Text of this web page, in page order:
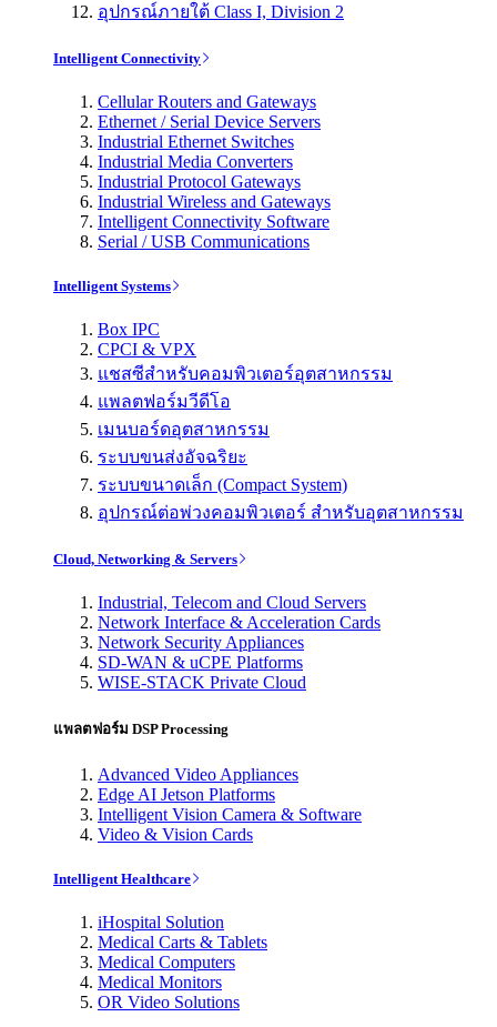
อุปกรณ์ภายใต้ Class I, Division 2
Intelligent Connectivity
Cellular Routers and Gateways
Ethernet / Serial Device Servers
Industrial Ethernet Switches
Industrial Media Converters
Industrial Protocol Gateways
Industrial Wireless and Gateways
Intelligent Connectivity Software
Serial / USB Communications
Intelligent Systems
Box IPC
CPCI & VPX
แชสซีสำหรับคอมพิวเตอร์อุตสาหกรรม
แพลตฟอร์มวีดีโอ
เมนบอร์ดอุตสาหกรรม
ระบบขนส่งอัจฉริยะ
ระบบขนาดเล็ก (Compact System)
อุปกรณ์ต่อพ่วงคอมพิวเตอร์ สำหรับอุตสาหกรรม
Cloud, Networking & Servers
Industrial, Telecom and Cloud Servers
Network Interface & Acceleration Cards
Network Security Appliances
SD-WAN & uCPE Platforms
WISE-STACK Private Cloud
แพลตฟอร์ม DSP Processing
Advanced Video Appliances
Edge AI Jetson Platforms
Intelligent Vision Camera & Software
Video & Vision Cards
Intelligent Healthcare
iHospital Solution
Medical Carts & Tablets
Medical Computers
Medical Monitors
OR Video Solutions